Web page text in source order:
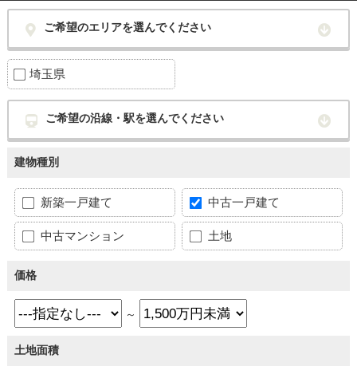
ご希望のエリアを選んでください
埼玉県
ご希望の沿線・駅を選んでください
建物種別
新築一戸建て 中古一戸建て
中古マンション 土地
価格
～
土地面積